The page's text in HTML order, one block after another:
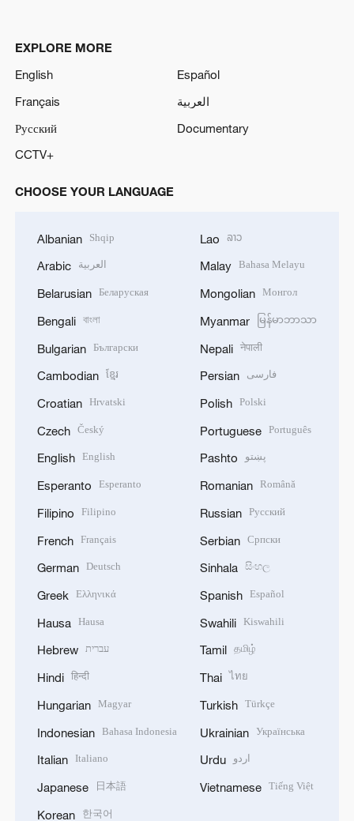
EXPLORE MORE
English
Español
Français
العربية
Русский
Documentary
CCTV+
CHOOSE YOUR LANGUAGE
Albanian Shqip
Arabic العربية
Belarusian Беларуская
Bengali বাংলা
Bulgarian Български
Cambodian ខ្មែរ
Croatian Hrvatski
Czech Český
English English
Esperanto Esperanto
Filipino Filipino
French Français
German Deutsch
Greek Ελληνικά
Hausa Hausa
Hebrew עברית
Hindi हिन्दी
Hungarian Magyar
Indonesian Bahasa Indonesia
Italian Italiano
Japanese 日本語
Korean 한국어
Lao ລາວ
Malay Bahasa Melayu
Mongolian Монгол
Myanmar မြန်မာဘာသာ
Nepali नेपाली
Persian فارسی
Polish Polski
Portuguese Português
Pashto پښتو
Romanian Română
Russian Русский
Serbian Српски
Sinhala සිංහල
Spanish Español
Swahili Kiswahili
Tamil தமிழ்
Thai ไทย
Turkish Türkçe
Ukrainian Українська
Urdu اردو
Vietnamese Tiếng Việt